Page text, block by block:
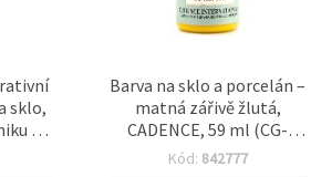
sklo,
–
–
Barva na sklo a porcelán –
matná zářivě žlutá,
CADENCE, 59 ml (CG-
1338), voděodolná po
Kód: 842777